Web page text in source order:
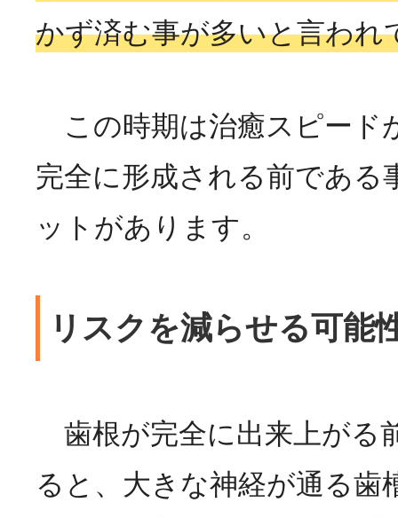
かず済む事が多いと言われ
この時期は治癒スピード
完全に形成される前である
ットがあります。
リスクを減らせる可能
歯根が完全に出来上がる
ると、大きな神経が通る歯